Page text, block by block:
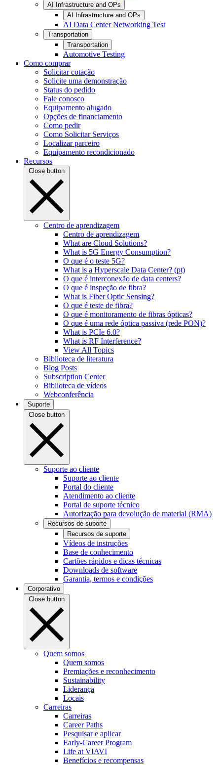
AI Infrastructure and OPs
AI Infrastructure and OPs
AI Data Center Networking Test
Transportation
Transportation
Automotive Testing
Como comprar
Solicitar cotação
Solicite uma demonstração
Status do pedido
Fale conosco
Equipamento alugado
Opções de financiamento
Como pedir
Como Solicitar Serviços
Localizar parceiro
Equipamento recondicionado
Recursos
Close button
Centro de aprendizagem
Centro de aprendizagem
What are Cloud Solutions?
What is 5G Energy Consumption?
O que é o teste 5G?
What is a Hyperscale Data Center? (pt)
O que é interconexão de data centers?
O que é inspeção de fibra?
What is Fiber Optic Sensing?
O que é teste de fibra?
O que é monitoramento de fibras ópticas?
O que é uma rede óptica passiva (rede PON)?
What is PCIe 6.0?
What is RF Interference?
View All Topics
Biblioteca de literatura
Blog Posts
Subscription Center
Biblioteca de vídeos
Webconferência
Suporte
Close button
Suporte ao cliente
Suporte ao cliente
Portal do cliente
Atendimento ao cliente
Portal de suporte técnico
Autorização para devolução de material (RMA)
Recursos de suporte
Recursos de suporte
Vídeos de instruções
Base de conhecimento
Cartões rápidos e dicas técnicas
Downloads de software
Garantia, termos e condições
Corporativo
Close button
Quem somos
Quem somos
Premiações e reconhecimento
Sustainability
Liderança
Locais
Carreiras
Carreiras
Career Paths
Pesquisar e aplicar
Early-Career Program
Life at VIAVI
Benefícios e recompensas